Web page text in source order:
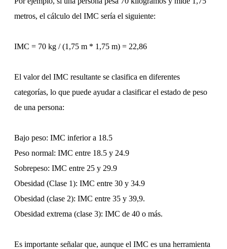
metros, el cálculo del IMC sería el siguiente:
IMC = 70 kg / (1,75 m * 1,75 m) = 22,86
El valor del IMC resultante se clasifica en diferentes
categorías, lo que puede ayudar a clasificar el estado de peso
de una persona:
Bajo peso: IMC inferior a 18.5
Peso normal: IMC entre 18.5 y 24.9
Sobrepeso: IMC entre 25 y 29.9
Obesidad (Clase 1): IMC entre 30 y 34.9
Obesidad (clase 2): IMC entre 35 y 39,9.
Obesidad extrema (clase 3): IMC de 40 o más.
Es importante señalar que, aunque el IMC es una herramienta